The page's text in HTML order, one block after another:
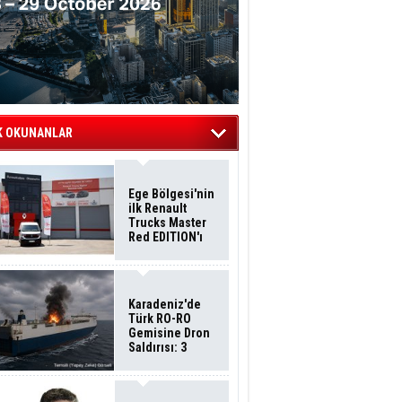
OKUNANLAR
Ege Bölgesi'nin
ilk Renault
Trucks Master
Red EDITION'ı
Filosuna Katıldı
Karadeniz'de
Türk RO-RO
Gemisine Dron
Saldırısı: 3
Durumu Ağır